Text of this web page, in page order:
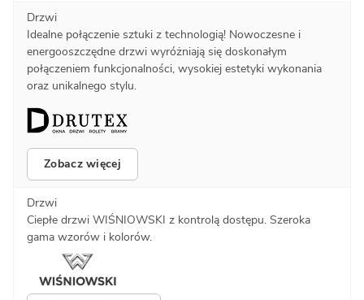
Drzwi
Idealne połączenie sztuki z technologią! Nowoczesne i
energooszczędne drzwi wyróżniają się doskonałym
połączeniem funkcjonalności, wysokiej estetyki wykonania
oraz unikalnego stylu.
Zobacz więcej
Drzwi
Ciepłe drzwi WIŚNIOWSKI z kontrolą dostępu. Szeroka
gama wzorów i kolorów.